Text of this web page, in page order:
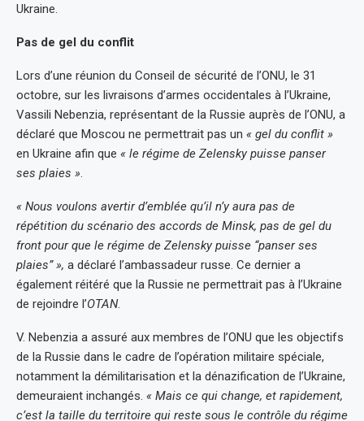
Ukraine.
Pas de gel du conflit
Lors d’une réunion du Conseil de sécurité de l’ONU, le 31
octobre, sur les livraisons d’armes occidentales à l’Ukraine,
Vassili Nebenzia, représentant de la Russie auprès de l’ONU, a
déclaré que Moscou ne permettrait pas un « gel du conflit »
en Ukraine afin que « le régime de Zelensky puisse panser
ses plaies ».
« Nous voulons avertir d’emblée qu’il n’y aura pas de
répétition du scénario des accords de Minsk, pas de gel du
front pour que le régime de Zelensky puisse “panser ses
plaies” », a déclaré l’ambassadeur russe. Ce dernier a
également réitéré que la Russie ne permettrait pas à l’Ukraine
de rejoindre l’OTAN.
V. Nebenzia a assuré aux membres de l’ONU que les objectifs
de la Russie dans le cadre de l’opération militaire spéciale,
notamment la démilitarisation et la dénazification de l’Ukraine,
demeuraient inchangés. « Mais ce qui change, et rapidement,
c’est la taille du territoire qui reste sous le contrôle du régime